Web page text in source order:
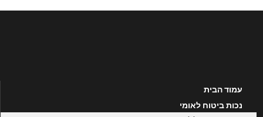
עמוד הבית
נכות ביטוח לאומי